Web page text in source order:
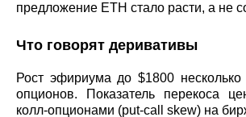
предложение ETH стало расти, а не
Что говорят деривативы
Рост эфириума до $1800 несколько
опционов. Показатель перекоса
колл-опционами (put-call skew) на